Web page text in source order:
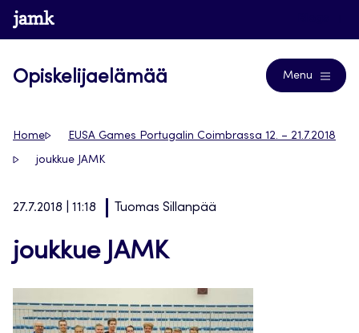
Siirry
suoraan
www.jamk.fi
Opiskelijaelämää Menu
Home EUSA Games Portugalin Coimbrassa 12. – 21.7.2018
joukkue JAMK
27.7.2018 | 11:18 Tuomas Sillanpää
joukkue JAMK